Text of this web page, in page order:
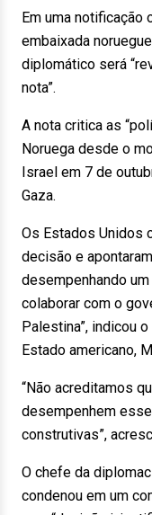
Em uma notificação
embaixada
diplomático será
nota”.
A nota critica as
Noruega desde o
Israel em 7 de
Gaza.
Os Estados Unidos
decisão e
desempenhando
colaborar com o
Palestina”, indicou
Estado americano,
“Não acreditamos
desempenhem
construtivas”,
O chefe da
condenou em um